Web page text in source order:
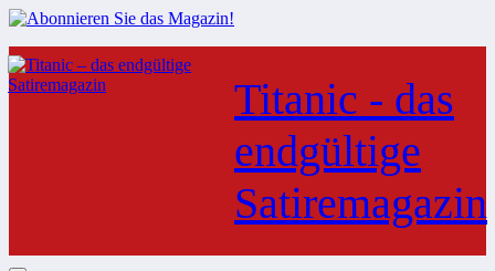
Zum
Inhalt
springen
Titanic - das
endgültige
Satiremagazin